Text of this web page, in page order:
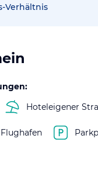
Verhältnis
Hoteleigener